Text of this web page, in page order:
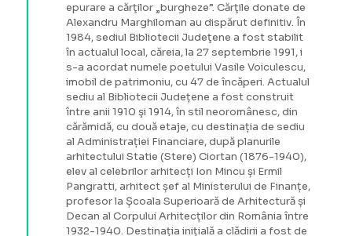
epurare a cărţilor „burgheze”. Cărţile donate de
Alexandru Marghiloman au dispărut definitiv. În
1984, sediul Bibliotecii Judeţene a fost stabilit
în actualul local, căreia, la 27 septembrie 1991, i
s-a acordat numele poetului Vasile Voiculescu,
imobil de patrimoniu, cu 47 de încăperi. Actualul
sediu al Bibliotecii Județene a fost construit
între anii 1910 şi 1914, în stil neoromânesc, din
cărămidă, cu două etaje, cu destinația de sediu
al Administrației Financiare, după planurile
arhitectului Statie (Stere) Ciortan (1876-1940),
elev al celebrilor arhitecți Ion Mincu și Ermil
Pangratti, arhitect șef al Ministerului de Finanțe,
profesor la Școala Superioară de Arhitectură și
Decan al Corpului Arhitecților din România între
1932-1940. Destinația inițială a clădirii a fost de